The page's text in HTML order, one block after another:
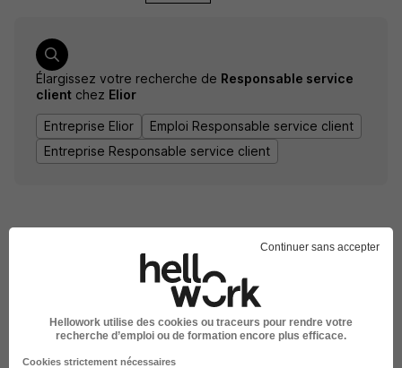
Élargissez votre recherche de Responsable service
client chez Elior
Entreprise Elior
Emploi Responsable service client
Entreprise Responsable service client
DÉPOSEZ VOTRE CV
Rendez votre CV accessible à l’ensemble des
recruteurs de la CVthèque Hellowork.
Continuer sans accepter
Hellowork utilise des cookies ou traceurs pour rendre votre
recherche d’emploi ou de formation encore plus efficace.
Cookies strictement nécessaires